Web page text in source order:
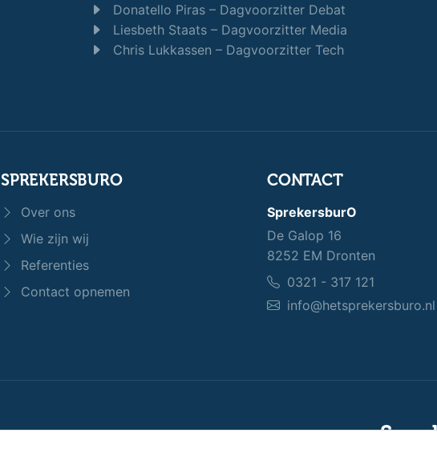
Donatello Piras – Dagvoorzitter Debat
Liesbeth Staats – Dagvoorzitter Media
Chris Lukkassen – Dagvoorzitter Tech
SPREKERSBURO
Over ons
Wie zijn wij
Referenties
Contact opnemen
CONTACT
SprekersburO
De Galop 16
8252 EM Dronten
0321 - 317 121
info@hetsprekersburo.nl